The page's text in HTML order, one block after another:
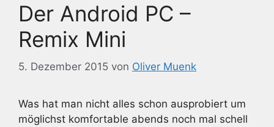
Der Android PC –
Remix Mini
5. Dezember 2015 von Oliver Muenk
Was hat man nicht alles schon ausprobiert um
möglichst komfortable abends noch mal schell